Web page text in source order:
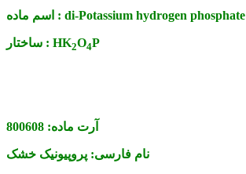
اسم ماده : di-Potassium hydrogen phosphate
ساختار : HK2O4P
آرت ماده: 800608
نام فارسی: پروپیونیک خشک